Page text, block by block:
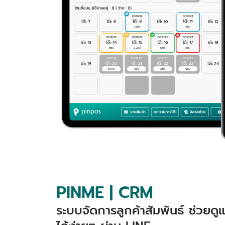
PINME | CRM
ระบบจัดการลูกค้าสัมพันธ์ ช่วย